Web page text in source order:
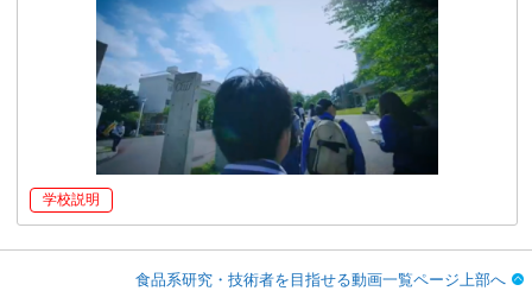
学校説明
食品系研究・技術者を目指せる動画一覧ページ上部へ